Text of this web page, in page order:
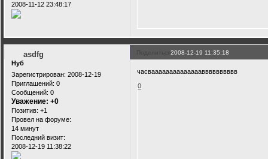
2008-11-12 23:48:17
Поделиться2008-12-19 11:35:18
asdfg
Нуб
Зарегистрирован: 2008-12-19
Приглашений: 0
Сообщений: 0
Уважение: +0
Позитив: +1
Провел на форуме:
14 минут
Последний визит:
2008-12-19 11:38:22
часваааааааааааааавввввввввв
0